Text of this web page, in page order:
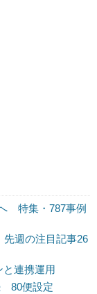
特集・787事例
週の注目記事26
連携運用
80便設定